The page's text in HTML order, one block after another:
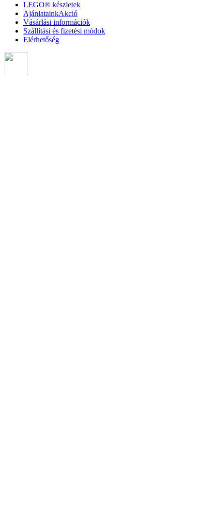
LEGO® készletek
AjánlatainkAkció
Vásárlási információk
Szállítási és fizetési módok
Elérhetőség